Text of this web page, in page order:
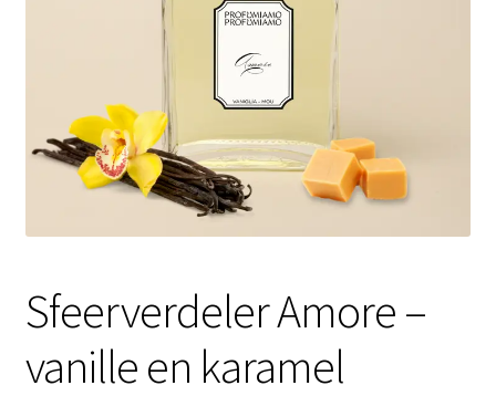
Sfeerverdeler Amore –
vanille en karamel